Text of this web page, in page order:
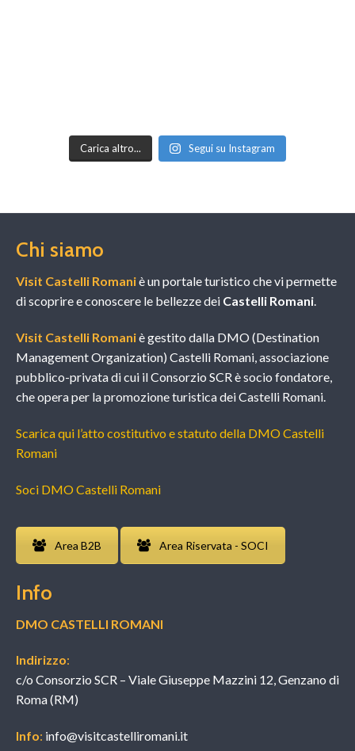
Carica altro... Segui su Instagram
Chi siamo
Visit Castelli Romaniè un portale turistico che vi permette
di scoprire e conoscere le bellezze dei Castelli Romani.
Visit Castelli Romaniè gestito dalla DMO (Destination
Management Organization) Castelli Romani, associazione
pubblico-privata di cui il Consorzio SCR è socio fondatore,
che opera per la promozione turistica dei Castelli Romani.
Scarica qui l’atto costitutivo e statuto della DMO Castelli
Romani
Soci DMO Castelli Romani
Area B2B Area Riservata - SOCI
Info
DMO CASTELLI ROMANI
Indirizzo:
c/o Consorzio SCR – Viale Giuseppe Mazzini 12, Genzano di
Roma (RM)
Info: info@visitcastelliromani.it